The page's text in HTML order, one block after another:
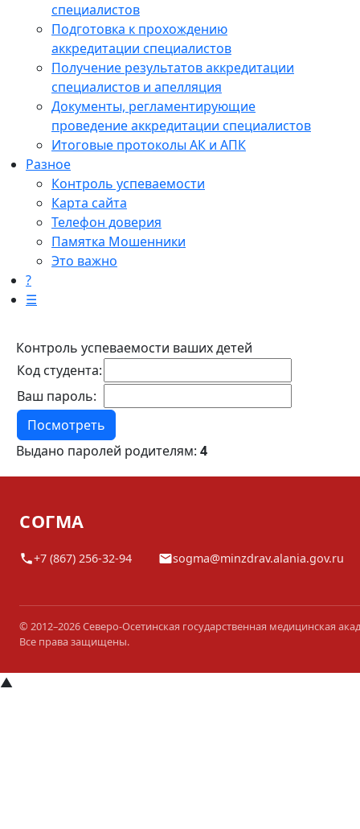
специалистов
Подготовка к прохождению
аккредитации специалистов
Получение результатов аккредитации
специалистов и апелляция
Документы, регламентирующие
проведение аккредитации специалистов
Итоговые протоколы АК и АПК
Разное
Контроль успеваемости
Карта сайта
Телефон доверия
Памятка Мошенники
Это важно
?
☰
Контроль успеваемости ваших детей
Код студента:
Ваш пароль:
Выдано паролей родителям: 4
СОГМА
+7 (867) 256-32-94 sogma@minzdrav.alania.gov.ru
© 2012–2026 Северо-Осетинская государственная медицинская
Все права защищены.
▲